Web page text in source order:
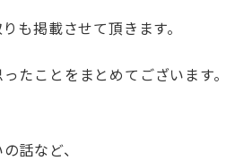
も掲載させて頂きます。
たことをまとめてございます。
話など、